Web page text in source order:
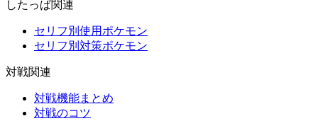
したっぱ関連
セリフ別使用ポケモン
セリフ別対策ポケモン
対戦関連
対戦機能まとめ
対戦のコツ